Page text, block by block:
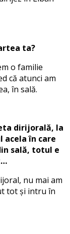
ta?
o familie
că atunci am
în sală.
dirijorală, la
acela în care
sală, totul e
nu mai am
tot și intru în